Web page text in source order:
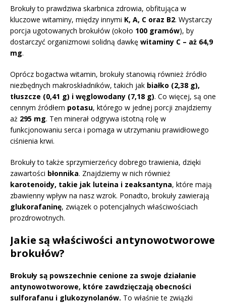
Brokuły to prawdziwa skarbnica zdrowia, obfitująca w
kluczowe witaminy, między innymi K, A, C oraz B2. Wystarczy
porcja ugotowanych brokułów (około 100 gramów), by
dostarczyć organizmowi solidną dawkę witaminy C – aż 64,9
mg.
Oprócz bogactwa witamin, brokuły stanowią również źródło
niezbędnych makroskładników, takich jak białko (2,38 g),
tłuszcze (0,41 g) i węglowodany (7,18 g). Co więcej, są one
cennym źródłem potasu, którego w jednej porcji znajdziemy
aż 295 mg. Ten minerał odgrywa istotną rolę w
funkcjonowaniu serca i pomaga w utrzymaniu prawidłowego
ciśnienia krwi.
Brokuły to także sprzymierzeńcy dobrego trawienia, dzięki
zawartości błonnika. Znajdziemy w nich również
karotenoidy, takie jak luteina i zeaksantyna, które mają
zbawienny wpływ na nasz wzrok. Ponadto, brokuły zawierają
glukorafaninę, związek o potencjalnych właściwościach
prozdrowotnych.
Jakie są właściwości antynowotworowe
brokułów?
Brokuły są powszechnie cenione za swoje działanie
antynowotworowe, które zawdzięczają obecności
sulforafanu i glukozynolanów. To właśnie te związki